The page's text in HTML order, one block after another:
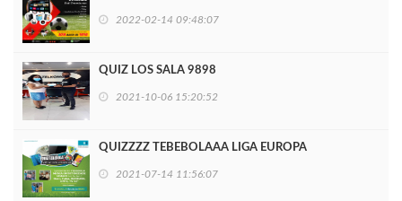
2022-02-14 09:48:07
QUIZ LOS SALA 9898
2021-10-06 15:20:52
QUIZZZZ TEBEBOLAAA LIGA EUROPA
2021-07-14 11:56:07